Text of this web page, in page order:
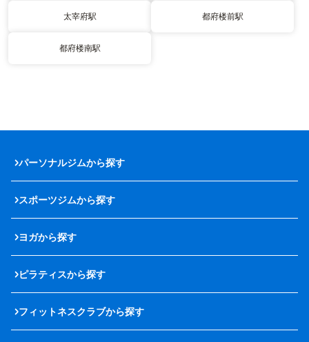
太宰府駅 都府楼前駅
都府楼南駅
パーソナルジムから探す
スポーツジムから探す
ヨガから探す
ピラティスから探す
フィットネスクラブから探す